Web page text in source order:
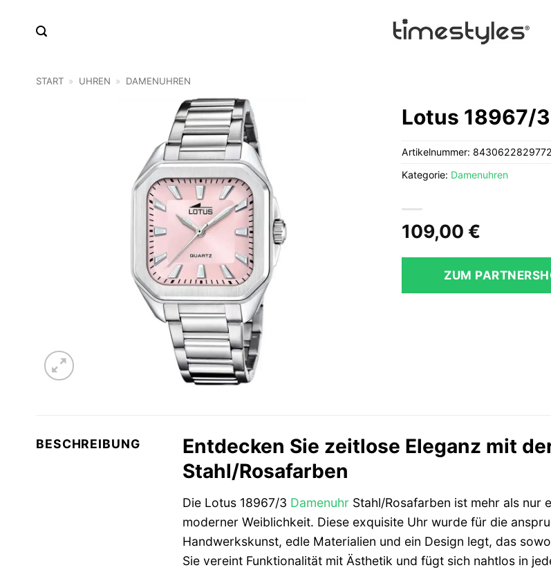
START » UHREN » DAMENUHREN
Lotus 18967/
109,00 €
ZUM
Artikelnummer: 8430622829772
Kategorie: Damenuhren
BESCHREIBUNG
Entdecken Sie zeitlose Eleganz mit
Stahl/Rosafarben
Die Lotus 18967/3 DamenuhrStahl/Rosafarben ist mehr als nur
moderner Weiblichkeit. Diese exquisite Uhr wurde für die
Handwerkskunst, edle Materialien und ein Design legt, das
Sie vereint Funktionalität mit Ästhetik und fügt sich nahtlos in